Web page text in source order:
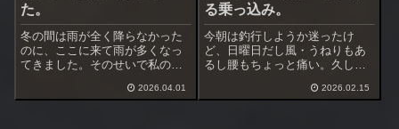
た。
冬の間は雨が全く降らなかった
のに、ここに来て雨が多くなっ
てきました。そのせいで私の体
を短期間で繰り返してます。釣
2026.04.01
る乗っ込み。
今朝は釣行しようか迷ったけ
ど、日曜日だし風・うねりもあ
るし腰もちょっと痛い。久しぶ
た場所は２ヶ所。最初の場所は
2026.02.15